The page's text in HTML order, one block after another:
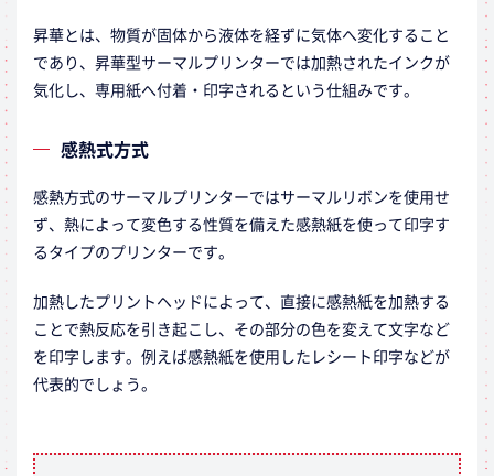
昇華とは、物質が固体から液体を経ずに気体へ変化すること
であり、昇華型サーマルプリンターでは加熱されたインクが
気化し、専用紙へ付着・印字されるという仕組みです。
感熱式方式
感熱方式のサーマルプリンターではサーマルリボンを使用せ
ず、熱によって変色する性質を備えた感熱紙を使って印字す
るタイプのプリンターです。
加熱したプリントヘッドによって、直接に感熱紙を加熱する
ことで熱反応を引き起こし、その部分の色を変えて文字など
を印字します。例えば感熱紙を使用したレシート印字などが
代表的でしょう。